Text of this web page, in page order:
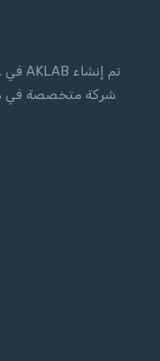
شركة متخصصة في